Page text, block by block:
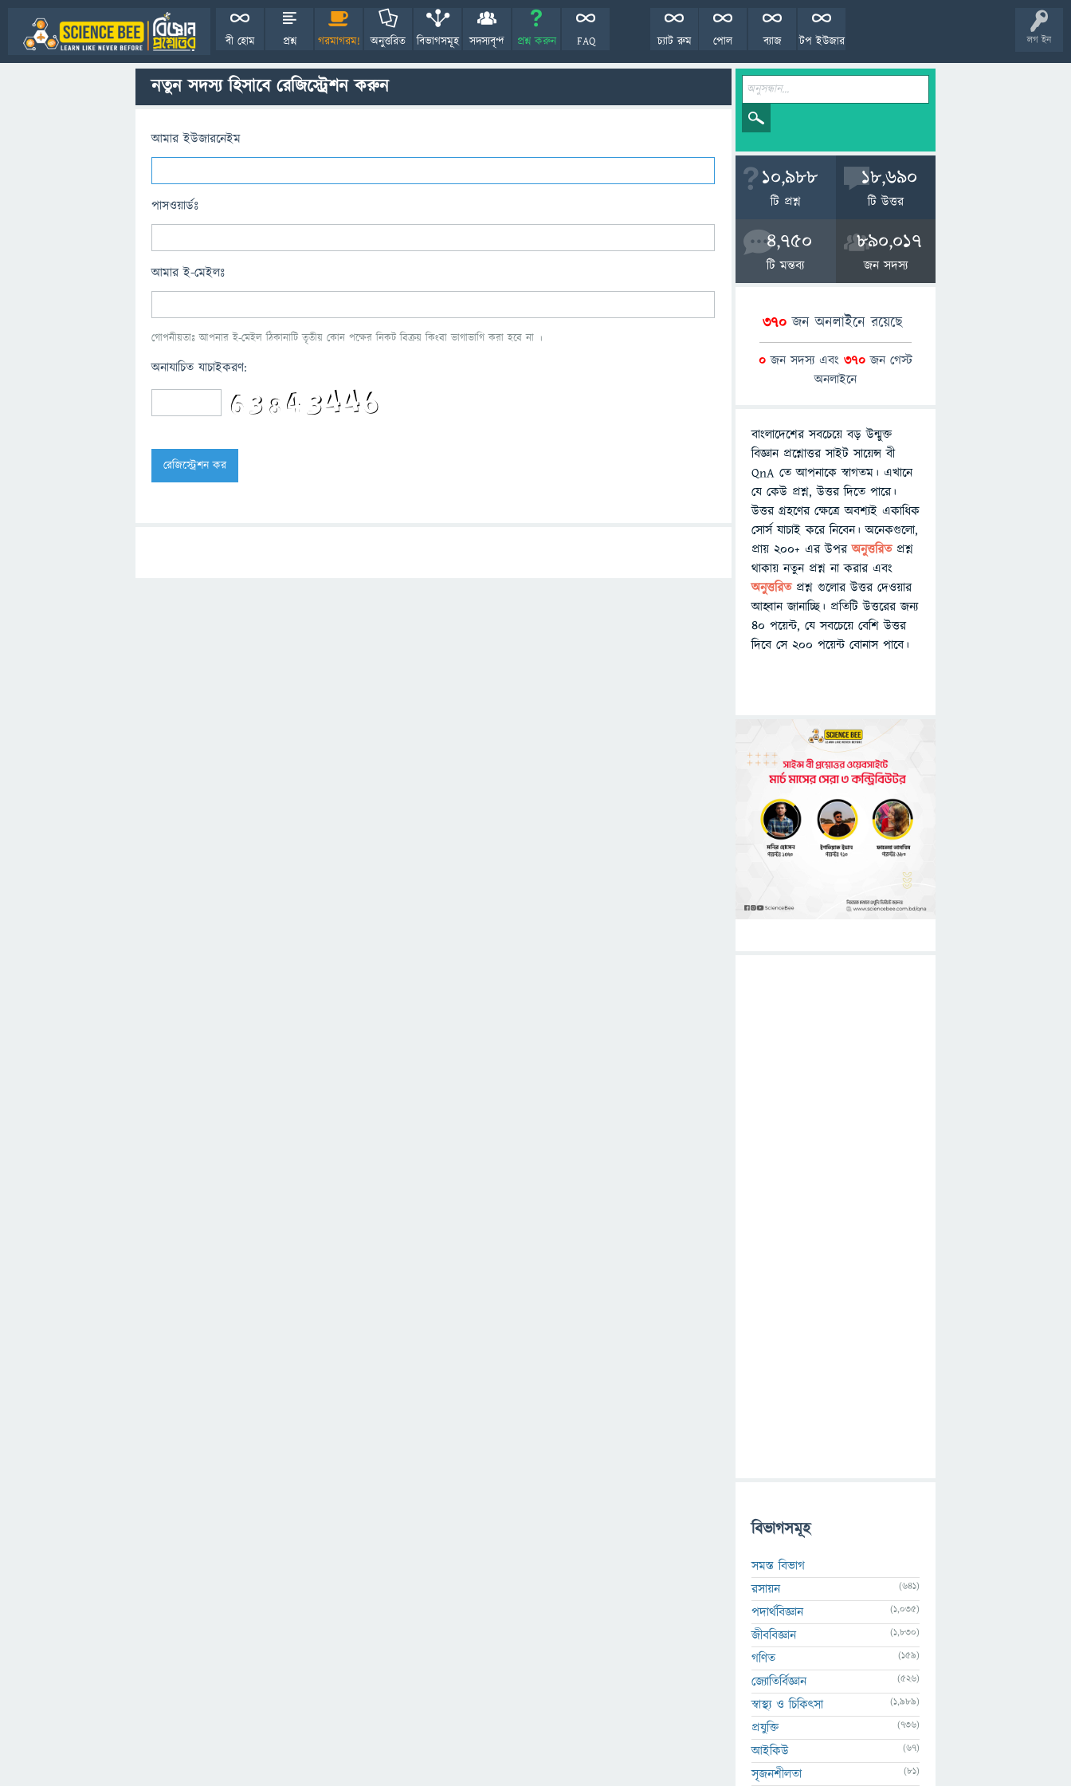
লগ ইন
বী হোম প্রশ্ন গরমাগরম! অনুত্তরিত বিভাগসমূহ সদস্যবৃন্দ প্রশ্ন করুন FAQ টপ ইউজার
ব্যাজ
পোল
চ্যাট রুম
নতুন সদস্য হিসাবে রেজিস্ট্রেশন করুন
আমার ইউজারনেইম
পাসওয়ার্ডঃ
আমার ই-মেইলঃ
গোপনীয়তাঃ আপনার ই-মেইল ঠিকানাটি তৃতীয় কোন পক্ষের নিকট বিক্রয় কিংবা ভাগাভাগি করা হবে না ।
অনাযাচিত যাচাইকরণ:
10,988
টি প্রশ্ন
18,690
টি উত্তর
4,750
টি মন্তব্য
890,017
জন সদস্য
370জন অনলাইনে রয়েছে
0 জন সদস্য এবং 370 জন গেস্ট
অনলাইনে
বাংলাদেশের সবচেয়ে বড় উন্মুক্ত
বিজ্ঞান প্রশ্নোত্তর সাইট সায়েন্স বী
QnA তে আপনাকে স্বাগতম। এখানে
যে কেউ প্রশ্ন, উত্তর দিতে পারে।
উত্তর গ্রহণের ক্ষেত্রে অবশ্যই একাধিক
সোর্স যাচাই করে নিবেন। অনেকগুলো,
প্রায় ২০০+ এর উপরঅনুত্তরিতপ্রশ্ন
থাকায় নতুন প্রশ্ন না করার এবং
অনুত্তরিত প্রশ্ন গুলোর উত্তর দেওয়ার
আহ্বান জানাচ্ছি। প্রতিটি উত্তরের জন্য
৪০ পয়েন্ট, যে সবচেয়ে বেশি উত্তর
দিবে সে ২০০ পয়েন্ট বোনাস পাবে।
বিভাগসমূহ
সমস্ত বিভাগ
রসায়ন
(641)
পদার্থবিজ্ঞান (1,035)
জীববিজ্ঞান (1,830)
গণিত (159)
জ্যোতির্বিজ্ঞান (526)
স্বাস্থ্য ও চিকিৎসা (1,989)
প্রযুক্তি (736)
আইকিউ (67)
সৃজনশীলতা (81)